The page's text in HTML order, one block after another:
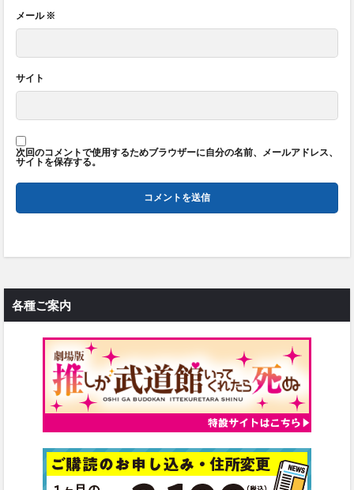
メール※
サイト
次回のコメントで使用するためブラウザーに自分の名前、メールアドレス、
サイトを保存する。
各種ご案内